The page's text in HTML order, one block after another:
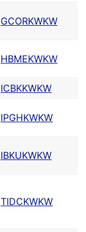
GCORKWKW
HBMEKWKW
ICBKKWKW
IPGHKWKW
IBKUKWKW
TIDCKWKW